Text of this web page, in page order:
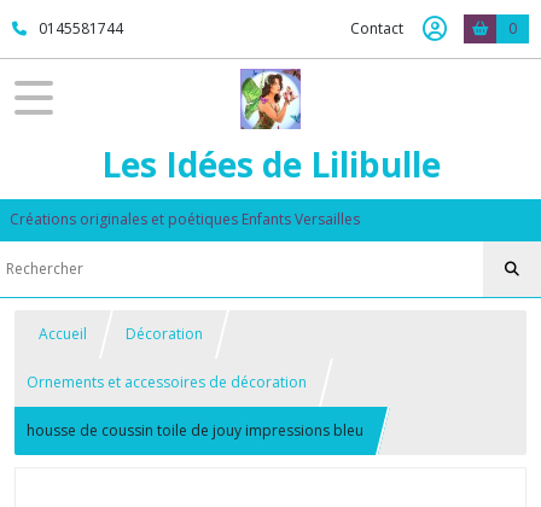
0145581744 Contact 0
Les Idées de Lilibulle
Créations originales et poétiques Enfants Versailles
Accueil Décoration
Ornements et accessoires de décoration
housse de coussin toile de jouy impressions bleu